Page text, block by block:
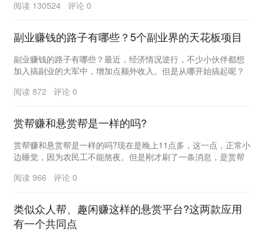
阅读 130524 评论 0
副业赚钱的路子有哪些？5个副业界的天花板项目
副业赚钱的路子有哪些？最近，经济情况逆行，不少小伙伴都想
加入搞副业的大军中，增加点额外收入。但是从哪开始搞起呢？
阅读 872 评论 0
赏帮赚和悬赏帮是一样的吗?
赏帮赚和悬赏帮是一样的吗?现在是晚上11点多，这一点，正常小
边睡觉，因为农民工不能熬夜。但是刚才刷了一条消息，是赏帮
阅读 966 评论 0
类似众人帮、趣闲赚这样的悬赏平台?这两款应用
有一个共同点